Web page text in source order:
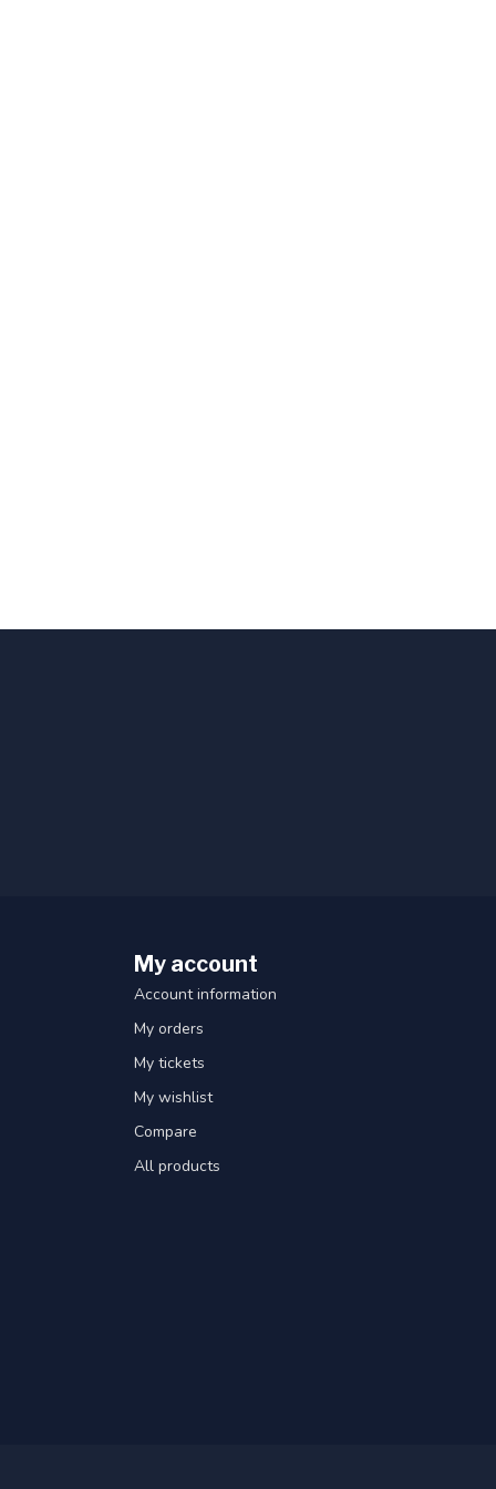
My account
Account information
My orders
My tickets
My wishlist
Compare
All products